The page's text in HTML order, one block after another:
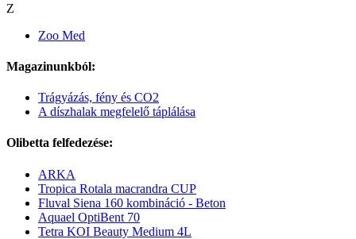
Z
Zoo Med
Magazinunkból:
Trágyázás, fény és CO2
A díszhalak megfelelő táplálása
Olibetta felfedezése:
ARKA
Tropica Rotala macrandra CUP
Fluval Siena 160 kombináció - Beton
Aquael OptiBent 70
Tetra KOI Beauty Medium 4L